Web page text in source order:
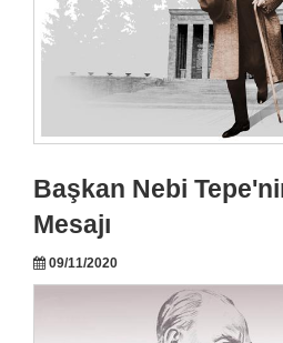
Başkan Nebi
Mesajı
09/11/2020